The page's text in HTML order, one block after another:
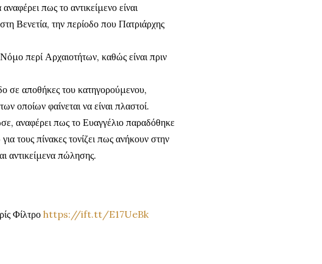
πως το αντικείμενο είναι
Βενετία, την περίοδο που Πατριάρχης
περί Αρχαιοτήτων, καθώς είναι πριν
σε αποθήκες του κατηγορούμενου,
οποίων φαίνεται να είναι πλαστοί.
αναφέρει πως το Ευαγγέλιο παραδόθηκε
τους πίνακες τονίζει πως ανήκουν στην
αντικείμενα πώλησης.
Φίλτρο https://ift.tt/E17UeBk